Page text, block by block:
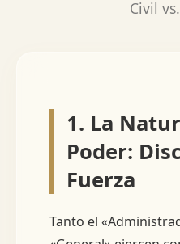
Civil
1. La
Poder:
Fuerza
Tanto el